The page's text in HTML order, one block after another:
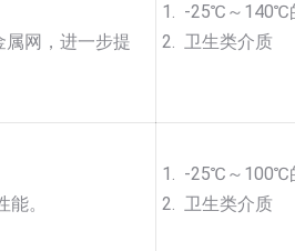
属网，进一步提
1. -25℃～140℃
2. 卫生类介质
。
1. -25℃～100℃
2. 卫生类介质